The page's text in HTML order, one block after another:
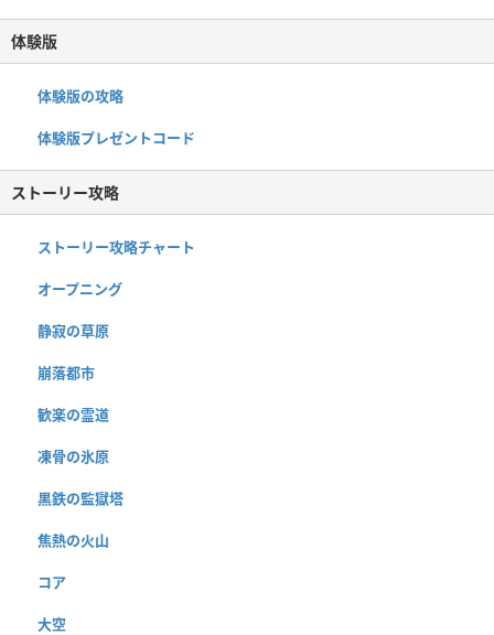
体験版
体験版の攻略
体験版プレゼントコード
ストーリー攻略
ストーリー攻略チャート
オープニング
静寂の草原
崩落都市
歓楽の霊道
凍骨の氷原
黒鉄の監獄塔
焦熱の火山
コア
大空